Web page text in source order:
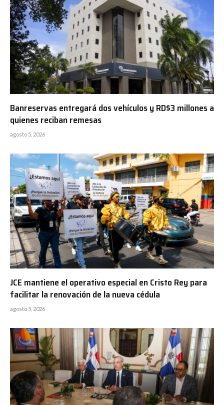
Banreservas entregará dos vehículos y RD$3 millones a
quienes reciban remesas
agosto 5, 2026
JCE mantiene el operativo especial en Cristo Rey para
facilitar la renovación de la nueva cédula
agosto 5, 2026